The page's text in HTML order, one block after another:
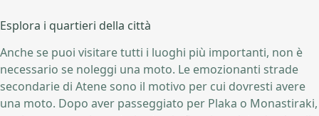
Esplora i quartieri della città
Anche se puoi visitare tutti i luoghi più importanti, non è
necessario se noleggi una moto. Le emozionanti strade
secondarie di Atene sono il motivo per cui dovresti avere
una moto. Dopo aver passeggiato per Plaka o Monastiraki,